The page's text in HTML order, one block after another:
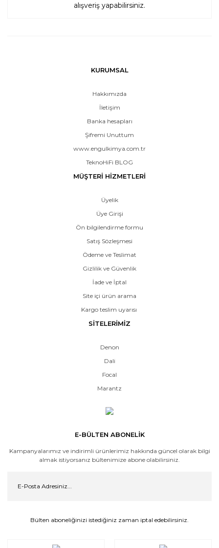
alışveriş yapabilirsiniz.
KURUMSAL
Hakkımızda
İletişim
Banka hesapları
Şifremi Unuttum
www.engulkimya.com.tr
TeknoHiFi BLOG
MÜŞTERİ HİZMETLERİ
Üyelik
Üye Girişi
Ön bilgilendirme formu
Satış Sözleşmesi
Ödeme ve Teslimat
Gizlilik ve Güvenlik
İade ve İptal
Site içi ürün arama
Kargo teslim uyarısı
SİTELERİMİZ
Denon
Dali
Focal
Marantz
E-BÜLTEN ABONELİK
Kampanyalarımız ve indirimli ürünlerimiz hakkında güncel olarak bilgi
almak istiyorsanız bültenimize abone olabilirsiniz.
Bülten aboneliğinizi istediğiniz zaman iptal edebilirsiniz.